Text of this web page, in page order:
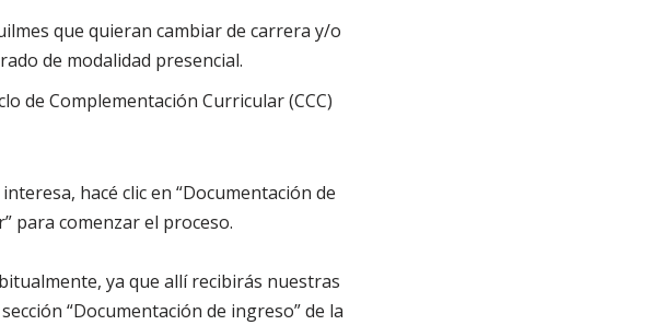
que quieran cambiar de carrera y/o
de modalidad presencial.
de Complementación Curricular (CCC)
hacé clic en “Documentación de
para comenzar el proceso.
ya que allí recibirás nuestras
“Documentación de ingreso” de la